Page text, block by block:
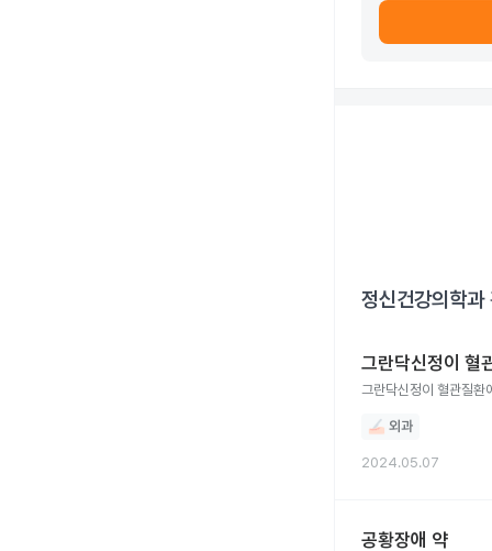
정신건강의학과
그란닥신정이 혈
그란닥신정이 혈관질환
외과
2024.05.07
공황장애 약